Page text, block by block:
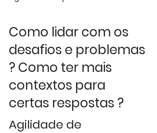
Como lidar com os
desafios e problemas
? Como ter mais
contextos para
certas respostas ?
Agilidade de